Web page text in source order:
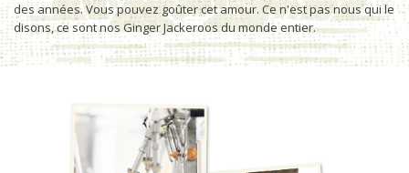
des années. Vous pouvez goûter cet amour. Ce n'est pas nous qui le
disons, ce sont nos Ginger Jackeroos du monde entier.